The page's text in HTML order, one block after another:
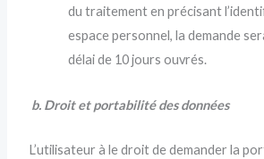
du traitement en précisant
espace personnel, la demande
délai de 10 jours ouvrés.
b. Droit et portabilité des données
L’utilisateur à le droit de demander la